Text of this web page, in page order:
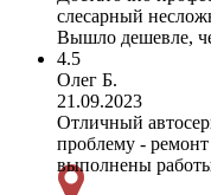
слесарный
Вышло дешевле,
4.5
Олег Б.
21.09.2023
Отличный
проблему -
выполнены